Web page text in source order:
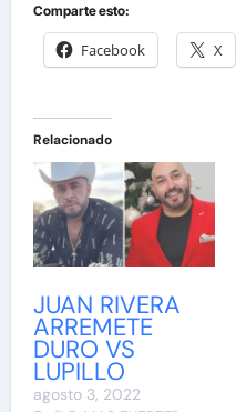
Comparte esto:
Facebook X
Relacionado
JUAN RIVERA
ARREMETE
DURO VS
LUPILLO
agosto 3, 2022